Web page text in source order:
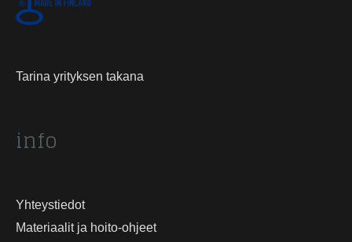
Tarina yrityksen takana
info
Yhteystiedot
Materiaalit ja hoito-ohjeet